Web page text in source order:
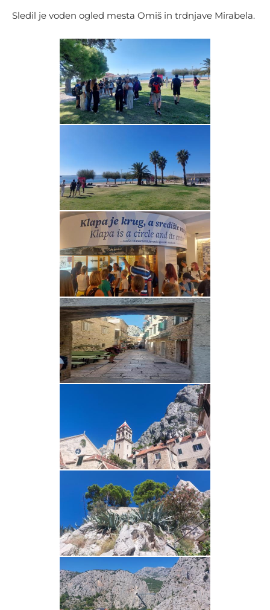
Sledil je voden ogled mesta Omiš in trdnjave Mirabela.